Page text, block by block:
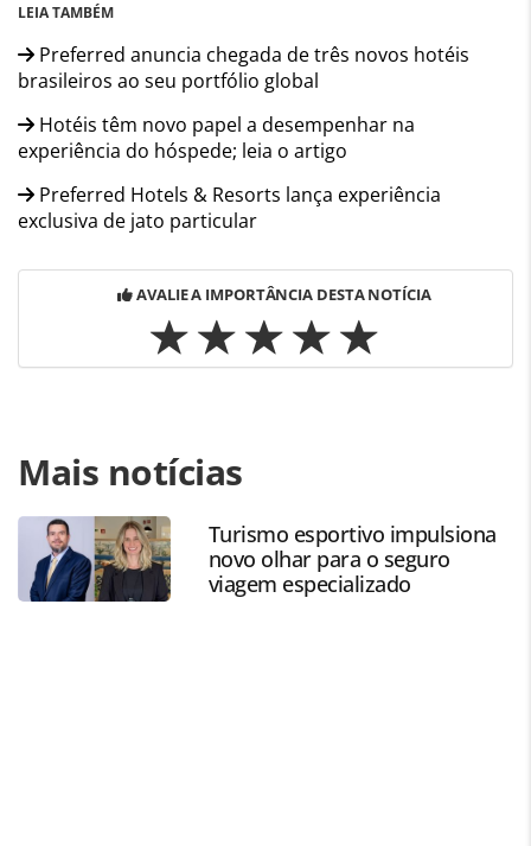
LEIA TAMBÉM
Preferred anuncia chegada de três novos hotéis
brasileiros ao seu portfólio global
Hotéis têm novo papel a desempenhar na
experiência do hóspede; leia o artigo
Preferred Hotels & Resorts lança experiência
exclusiva de jato particular
AVALIE A IMPORTÂNCIA DESTA NOTÍCIA
https://www.panrotas.com.br/viagens-de-
luxo/hotelaria/2026/07/preferred-lanca-programa-que-
reconhece-hoteis-com-experiencias-de-bem-
estar_229881.html ou as ferramentas oferecidas na página.
Todo o conteúdo produzido pela PANROTAS Editora é
protegido pela legislação brasileira sobre direito autoral.
Mais notícias
Turismo esportivo impulsiona
novo olhar para o seguro
viagem especializado